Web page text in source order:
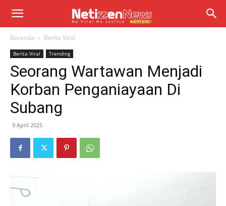
Beranda Berita Viral
Berita Viral Trending
Seorang Wartawan Menjadi
Korban Penganiayaan Di
Subang
9 April 2025